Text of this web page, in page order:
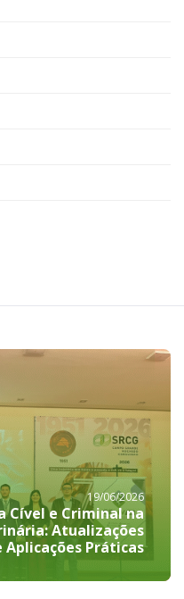
19/06/2026
Cível e Criminal na
Atualizações
Aplicações Práticas